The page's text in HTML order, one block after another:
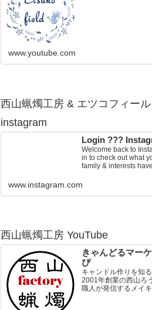
www.youtube.com
西山蝋燭工房 & エツコフィール
instagram
Login ???
Welcome back to
in to check out what
family & interests
www.instagram.com
西山蝋燭工房 YouTube
きゃんどるマー
ぴ
キャンドル作りを知
2001年創業の西山ろ
職人が発信するメイ